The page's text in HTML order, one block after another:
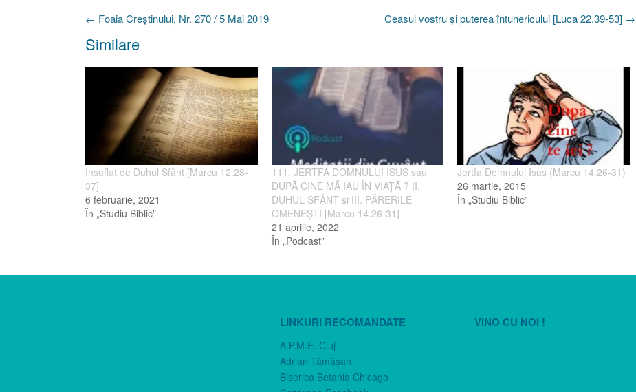
Post
Ceasul vostru şi puterea întunericului [Luca 22.39-53] →
← Foaia Creştinului, Nr. 270 / 5 Mai 2019
Similare
Insuflat de Duhul Sfânt [Marcu 12.28-
37]
6 februarie, 2021
În „Studiu Biblic”
111. JERTFA DOMNULUI ISUS sau
DUPĂ CINE MĂ IAU ÎN VIAŢĂ ? II.
DUHUL SFÂNT şi III. PĂRERILE
OMENEŞTI [Marcu 14.26-31]
21 aprilie, 2022
În „Podcast”
Jertfa Domnului Isus (Marcu 14.26-31)
26 martie, 2015
În „Studiu Biblic”
LINKURI RECOMANDATE
A.P.M.E. Cluj
Adrian Tămăşan
Biserica Betania Chicago
VINO CU NOI !